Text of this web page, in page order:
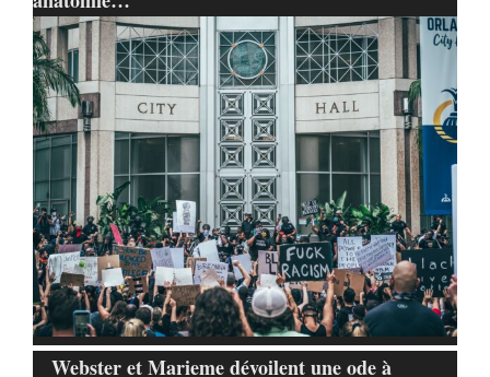
Webster et Marieme dévoilent une ode à